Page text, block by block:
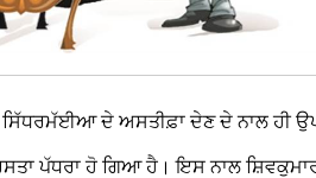
ਦੇ ਅਸਤੀਫ਼ਾ ਦੇਣ ਦੇ ਨਾਲ ਹੀ
ਪੱਧਰਾ ਹੋ ਗਿਆ ਹੈ। ਇਸ ਨਾਲ